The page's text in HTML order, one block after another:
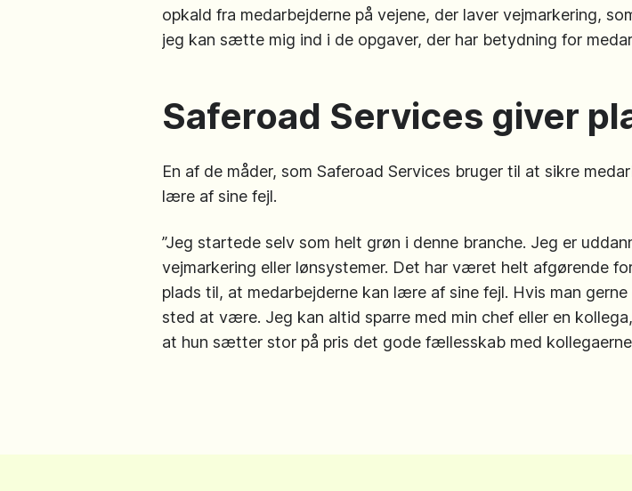
opkald fra medarbejderne på vejene, der laver vejmarkering,
jeg kan sætte mig ind i de opgaver, der har betydning for
Saferoad Services giver
En af de måder, som Saferoad Services bruger til at sikre
lære af sine fejl.
”Jeg startede selv som helt grøn i denne branche. Jeg er
vejmarkering eller lønsystemer. Det har været helt afgørende
plads til, at medarbejderne kan lære af sine fejl. Hvis man
sted at være. Jeg kan altid sparre med min chef eller en
at hun sætter stor på pris det gode fællesskab med